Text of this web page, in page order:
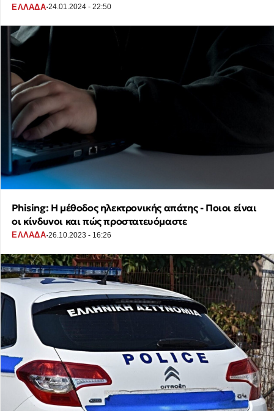
ΕΛΛΑΔΑ·24.01.2024 - 22:50
Phising: Η μέθοδος ηλεκτρονικής απάτης - Ποιοι είναι
οι κίνδυνοι και πώς προστατευόμαστε
ΕΛΛΑΔΑ·26.10.2023 - 16:26